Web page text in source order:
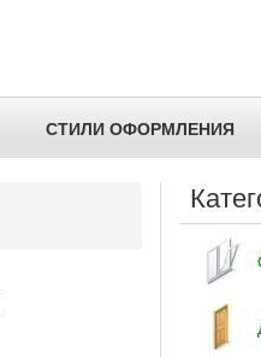
СТИЛИ ОФОРМЛЕНИЯ